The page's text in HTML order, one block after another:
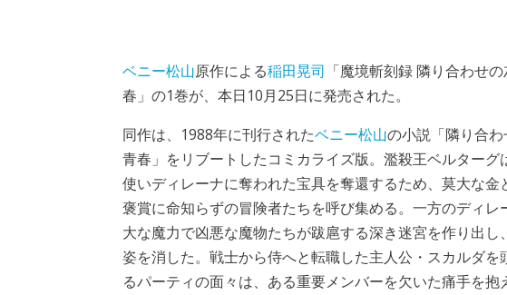
ベニー松山原作による稲田晃司 「魔境斬刻録 隣り合わせ
春」の1巻が、本日10月25日に発売された。
同作は、1988年に刊行されたベニー松山の小説「隣り合わ
青春」をリブートしたコミカライズ版。濫殺王ベルターグ
使いディレーナに奪われた宝具を奪還するため、莫大な金
褒賞に命知らずの冒険者たちを呼び集める。一方のディレ
大な魔力で凶悪な魔物たちが跋扈する深き迷宮を作り出し
姿を消した。戦士から侍へと転職した主人公・スカルダを
るパーティの面々は、ある重要メンバーを欠いた痛手を抱